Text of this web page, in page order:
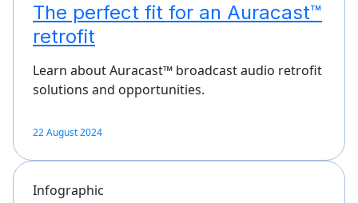
The perfect fit for an Auracast™
retrofit
Learn about Auracast™ broadcast audio retrofit
solutions and opportunities.
22 August 2024
Infographic